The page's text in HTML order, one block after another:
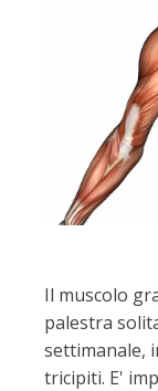
Il muscolo
palestra
settimanale,
tricipiti. E'